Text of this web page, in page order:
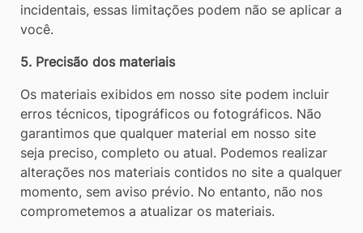
incidentais, essas limitações podem não se aplicar a
você.
5. Precisão dos materiais
Os materiais exibidos em nosso site podem incluir
erros técnicos, tipográficos ou fotográficos. Não
garantimos que qualquer material em nosso site
seja preciso, completo ou atual. Podemos realizar
alterações nos materiais contidos no site a qualquer
momento, sem aviso prévio. No entanto, não nos
comprometemos a atualizar os materiais.